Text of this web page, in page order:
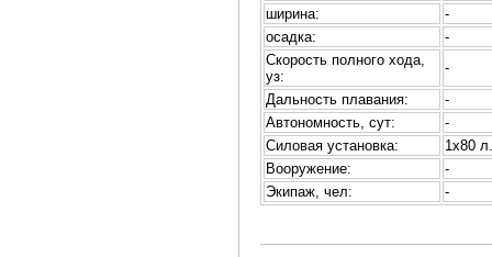
ширина:
-
осадка:
-
Скорость полного хода,
уз:
-
Дальность плавания:
-
Автономность, сут:
-
Силовая установка:
1х80
Вооружение:
-
Экипаж, чел:
-